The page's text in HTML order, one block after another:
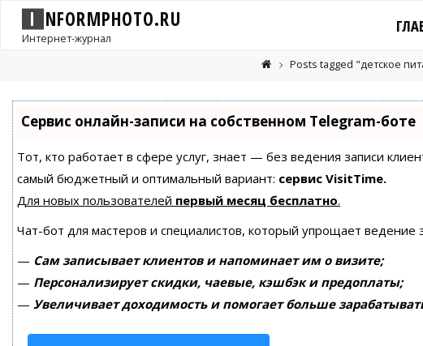
I NFORMPHOTO.RU
Интернет-журнал
Posts tagged "детское
Сервис онлайн-записи на собственном Telegram-боте
Тот, кто работает в сфере услуг, знает — без ведения записи
самый бюджетный и оптимальный вариант: сервис VisitTime.
Для новых пользователей первый месяц бесплатно.
Чат-бот для мастеров и специалистов, который упрощает ведение
— Сам записывает клиентов и напоминает им о визите;
— Персонализирует скидки, чаевые, кэшбэк и предоплаты;
— Увеличивает доходимость и помогает больше